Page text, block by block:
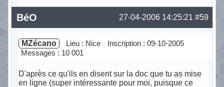
Hors ligne #59
27-04-2006 14:25:21
BéO
MZécano Lieu : Nice
Inscription : 09-10-2005
Messages : 10 001
D'après ce qu'ils en disent sur la doc que tu as mise
en ligne (super intéressante pour moi, puisque ce